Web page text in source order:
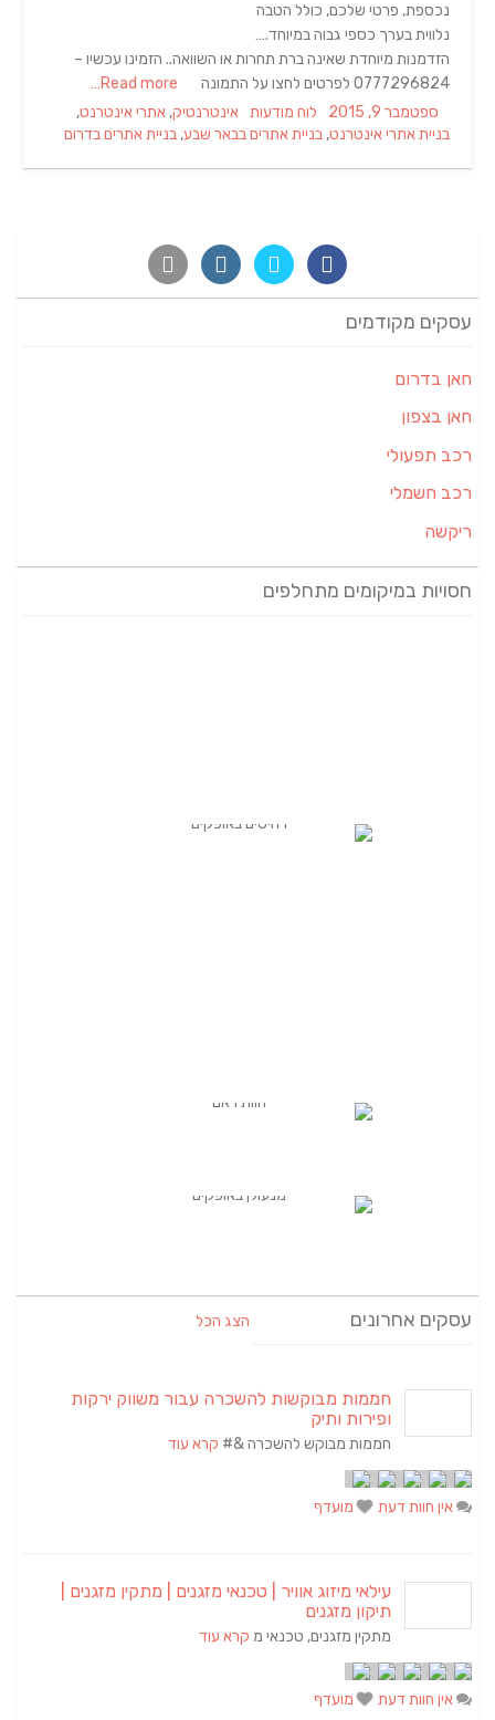
נכספת, פרטי שלכם, כולל הטבה
נלווית בערך כספי גבוה במיוחד.…
הזדמנות מיוחדת שאינה ברת תחרות או השוואה.. הזמינו עכשיו –
0777296824 לפרטים לחצו על התמונה
Posted
on
ספטמבר 9, 2015 Categories
לוח מודעות Tags
אינטרנטיק, אתרי אינטרנט,
בניית אתרי אינטרנט, בניית אתרים בבאר שבע, בניית אתרים בדרום
עסקים מקודמים
חאן בדרום
חאן בצפון
רכב תפעולי
רכב חשמלי
ריקשה
חסויות במיקומים מתחלפים
עסקים אחרונים הצג הכל
חממות מבוקשות להשכרה עבור משווק ירקות
ופירות ותיק
חממות מבוקש להשכרה &# קרא עוד
אין חוות דעת מועדף
עילאי מיזוג אוויר | טכנאי מזגנים | מתקין מזגנים |
תיקון מזגנים
מתקין מזגנים, טכנאי מ קרא עוד
אין חוות דעת מועדף